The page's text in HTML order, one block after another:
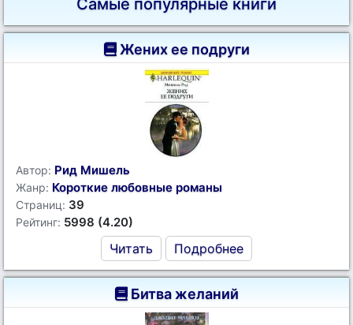
Самые популярные книги
Жених ее подруги
Автор: Рид Мишель
Жанр: Короткие любовные романы
Страниц: 39
Рейтинг: 5998 (4.20)
Читать Подробнее
Битва желаний